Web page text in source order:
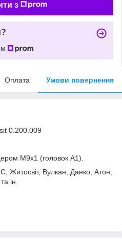
з
Оплата Умови повернення
0.200.009
М9х1 (головок А1).
Житосвіт, Вулкан, Данко, Атон,
ін.